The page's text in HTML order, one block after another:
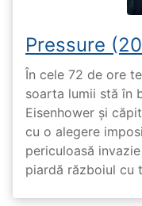
Pressure
În cele 72 de ore
soarta lumii stă în
Eisenhower și
cu o alegere
periculoasă
piardă războiul cu